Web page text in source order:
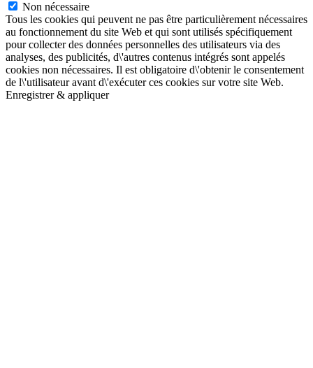
Non nécessaire
Tous les cookies qui peuvent ne pas être particulièrement nécessaires
au fonctionnement du site Web et qui sont utilisés spécifiquement
pour collecter des données personnelles des utilisateurs via des
analyses, des publicités, d\'autres contenus intégrés sont appelés
cookies non nécessaires. Il est obligatoire d\'obtenir le consentement
de l\'utilisateur avant d\'exécuter ces cookies sur votre site Web.
Enregistrer & appliquer